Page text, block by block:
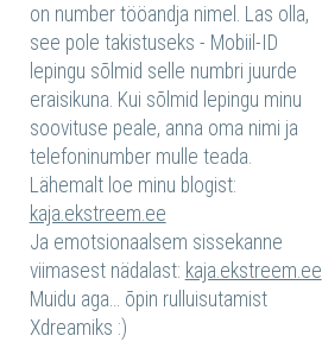
on number tööandja nimel. Las olla,
see pole takistuseks - Mobiil-ID
lepingu sõlmid selle numbri juurde
eraisikuna. Kui sõlmid lepingu minu
soovituse peale, anna oma nimi ja
telefoninumber mulle teada.
Lähemalt loe minu blogist:
kaja.ekstreem.ee
Ja emotsionaalsem sissekanne
viimasest nädalast: kaja.ekstreem.ee
Muidu aga... õpin rulluisutamist
Xdreamiks :)